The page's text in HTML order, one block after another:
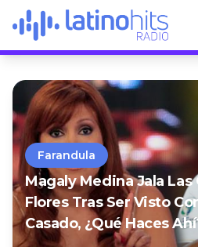
Farandula
Magaly Medina Jala
Flores Tras Ser Visto
Casado, ¿qué Haces